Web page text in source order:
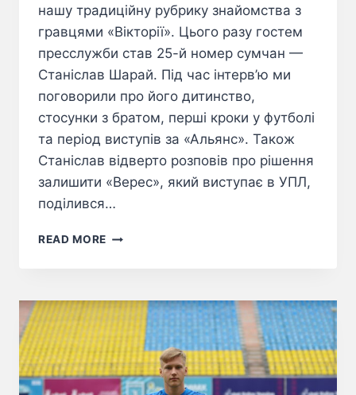
нашу традиційну рубрику знайомства з
гравцями «Вікторії». Цього разу гостем
пресслужби став 25-й номер сумчан —
Станіслав Шарай. Під час інтерв’ю ми
поговорили про його дитинство,
стосунки з братом, перші кроки у футболі
та період виступів за «Альянс». Також
Станіслав відверто розповів про рішення
залишити «Верес», який виступає в УПЛ,
поділився…
READ MORE